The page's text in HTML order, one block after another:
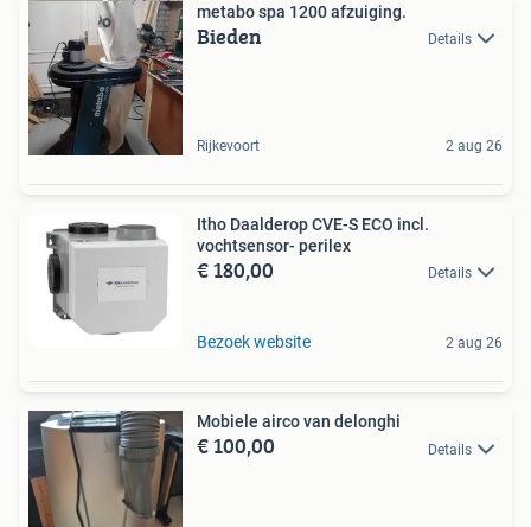
metabo spa 1200 afzuiging.
Bieden Details
Rijkevoort 2 aug 26
Itho Daalderop CVE-S ECO incl.
vochtsensor- perilex
€ 180,00 Details
Bezoek website 2 aug 26
Mobiele airco van delonghi
€ 100,00 Details